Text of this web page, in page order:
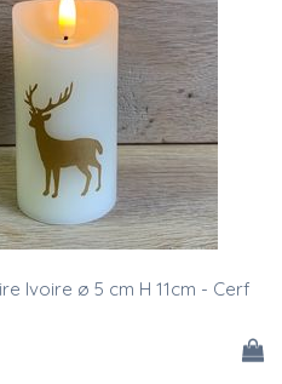
Ivoire ø 5 cm H 11cm - Cerf